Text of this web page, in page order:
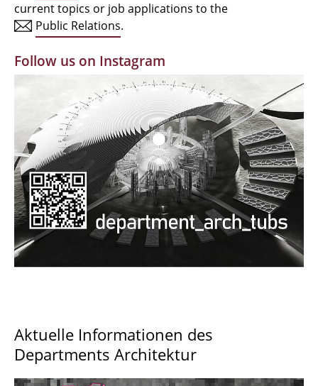
Facilities
Alumni | cloud club
Documents and Downloads
current topics or job applications to the
Public Relations.
Follow us on Instagram
Aktuelle Informationen des
Departments Architektur